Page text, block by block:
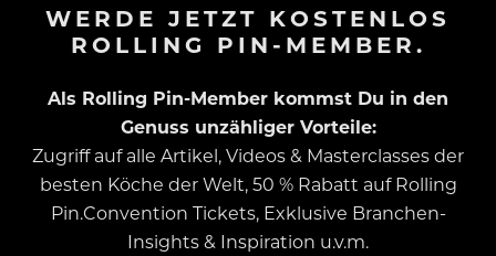
WERDE JETZT KOSTENLOS
ROLLING PIN-MEMBER.
Als Rolling Pin-Member kommst Du in den
Genuss unzähliger Vorteile:
Zugriff auf alle Artikel, Videos & Masterclasses der
besten Köche der Welt, 50 % Rabatt auf Rolling
Pin.Convention Tickets, Exklusive Branchen-
Insights & Inspiration u.v.m.